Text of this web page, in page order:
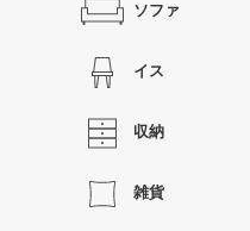
ソファ
イス
収納
雑貨